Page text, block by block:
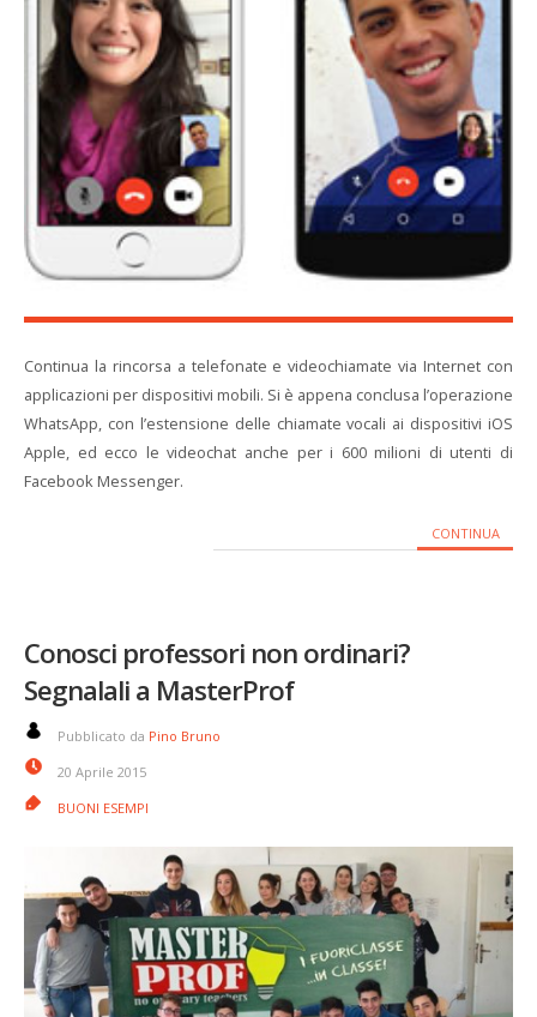
Continua la rincorsa a telefonate e videochiamate via Internet con
applicazioni per dispositivi mobili. Si è appena conclusa l’operazione
WhatsApp, con l’estensione delle chiamate vocali ai dispositivi iOS
Apple, ed ecco le videochat anche per i 600 milioni di utenti di
Facebook Messenger.
CONTINUA
Conosci professori non ordinari?
Segnalali a MasterProf
Pubblicato da Pino Bruno
20 Aprile 2015
BUONI ESEMPI